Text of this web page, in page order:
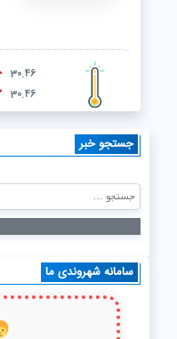
30.46
30.46
جستجو خبر
سامانه شهروندی ما